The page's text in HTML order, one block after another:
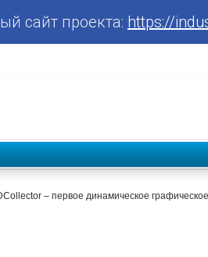
сайт проекта: https://
– первое динамическое